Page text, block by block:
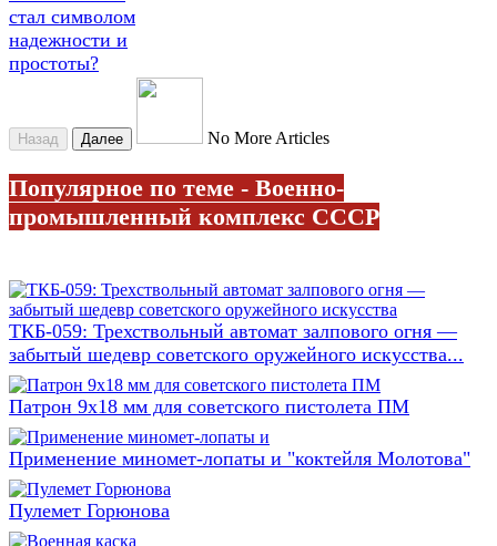
стал символом
надежности и
простоты?
Назад Далее No More Articles
Популярное по теме - Военно-
промышленный комплекс СССР
ТКБ-059: Трехствольный автомат залпового огня —
забытый шедевр советского оружейного искусства...
Патрон 9x18 мм для советского пистолета ПМ
Применение миномет-лопаты и "коктейля Молотова"
Пулемет Горюнова